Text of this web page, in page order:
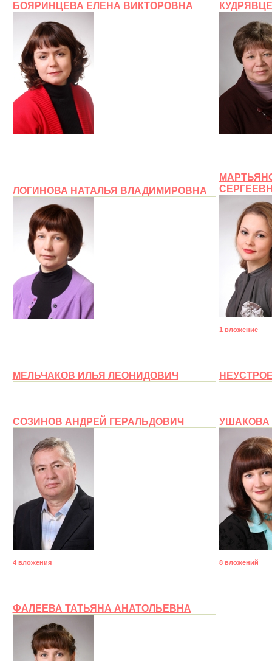
БОЯРИНЦЕВА ЕЛЕНА ВИКТОРОВНА
ЛОГИНОВА НАТАЛЬЯ ВЛАДИМИРОВНА
1 вложение
МЕЛЬЧАКОВ ИЛЬЯ ЛЕОНИДОВИЧ
СОЗИНОВ АНДРЕЙ ГЕРАЛЬДОВИЧ
4 вложения
УШАКОВА
8 вложений
ФАЛЕЕВА ТАТЬЯНА АНАТОЛЬЕВНА